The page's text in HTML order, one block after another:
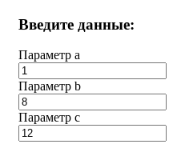
Введите данные:
Параметр a
Параметр b
Параметр с